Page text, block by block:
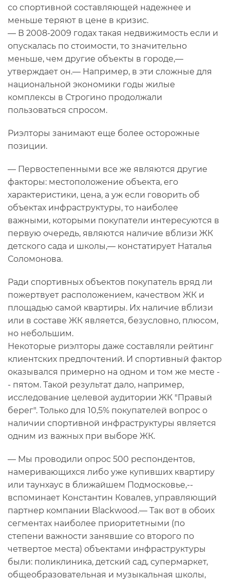
со спортивной составляющей надежнее и
меньше теряют в цене в кризис.
— В 2008-2009 годах такая недвижимость если и
опускалась по стоимости, то значительно
меньше, чем другие объекты в городе,—
утверждает он.— Например, в эти сложные для
национальной экономики годы жилые
комплексы в Строгино продолжали
пользоваться спросом.
Риэлторы занимают еще более осторожные
позиции.
— Первостепенными все же являются другие
факторы: местоположение объекта, его
характеристики, цена, а уж если говорить об
объектах инфраструктуры, то наиболее
важными, которыми покупатели интересуются в
первую очередь, являются наличие вблизи ЖК
детского сада и школы,— констатирует Наталья
Соломонова.
Ради спортивных объектов покупатель вряд ли
пожертвует расположением, качеством ЖК и
площадью самой квартиры. Их наличие вблизи
или в составе ЖК является, безусловно, плюсом,
но небольшим.
Некоторые риэлторы даже составляли рейтинг
клиентских предпочтений. И спортивный фактор
оказывался примерно на одном и том же месте -
- пятом. Такой результат дало, например,
исследование целевой аудитории ЖК "Правый
берег". Только для 10,5% покупателей вопрос о
наличии спортивной инфраструктуры является
одним из важных при выборе ЖК.
— Мы проводили опрос 500 респондентов,
намеривающихся либо уже купивших квартиру
или таунхаус в ближайшем Подмосковье,--
вспоминает Константин Ковалев, управляющий
партнер компании Blackwood.— Так вот в обоих
сегментах наиболее приоритетными (по
степени важности занявшие со второго по
четвертое места) объектами инфраструктуры
были: поликлиника, детский сад, супермаркет,
общеобразовательная и музыкальная школы,